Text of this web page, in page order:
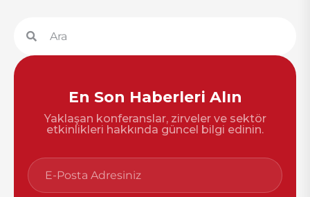
En Son Haberleri Alın
Yaklaşan konferanslar, zirveler ve sektör
etkinlikleri hakkında güncel bilgi edinin.